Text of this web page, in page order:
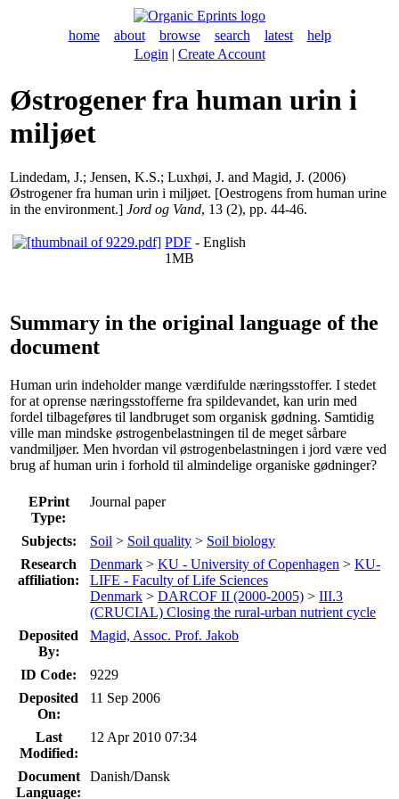
home about browse search latest
help
Login | Create Account
Østrogener fra human urin i
miljøet
Lindedam, J.; Jensen, K.S.; Luxhøi, J. and Magid, J. (2006)
Østrogener fra human urin i miljøet. [Oestrogens from human urine
in the environment.] Jord og Vand, 13 (2), pp. 44-46.
PDF - English
1MB
Summary in the original language of the
document
Human urin indeholder mange værdifulde næringsstoffer. I stedet
for at oprense næringsstofferne fra spildevandet, kan urin med
fordel tilbageføres til landbruget som organisk gødning. Samtidig
ville man mindske østrogenbelastningen til de meget sårbare
vandmiljøer. Men hvordan vil østrogenbelastningen i jord være ved
brug af human urin i forhold til almindelige organiske gødninger?
EPrint
Type:
Journal paper
Subjects: Soil > Soil quality > Soil biology
Research
affiliation:
Denmark > KU - University of Copenhagen > KU-
LIFE - Faculty of Life Sciences
Denmark > DARCOF II (2000-2005) > III.3
(CRUCIAL) Closing the rural-urban nutrient cycle
Deposited
By:
Magid, Assoc. Prof. Jakob
ID Code:
9229
Deposited
On:
11 Sep 2006
Last
Modified:
12 Apr 2010 07:34
Document
Language:
Danish/Dansk